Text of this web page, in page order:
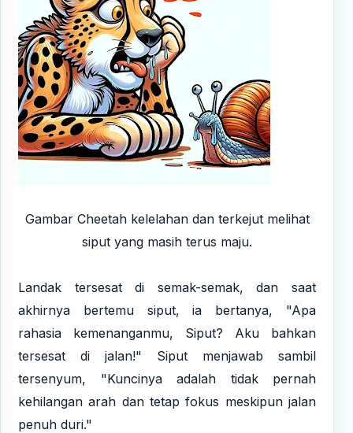
Gambar Cheetah kelelahan dan terkejut melihat
siput yang masih terus maju.
Landak tersesat di semak-semak, dan saat
akhirnya bertemu siput, ia bertanya, "Apa
rahasia kemenanganmu, Siput? Aku bahkan
tersesat di jalan!" Siput menjawab sambil
tersenyum, "Kuncinya adalah tidak pernah
kehilangan arah dan tetap fokus meskipun jalan
penuh duri."